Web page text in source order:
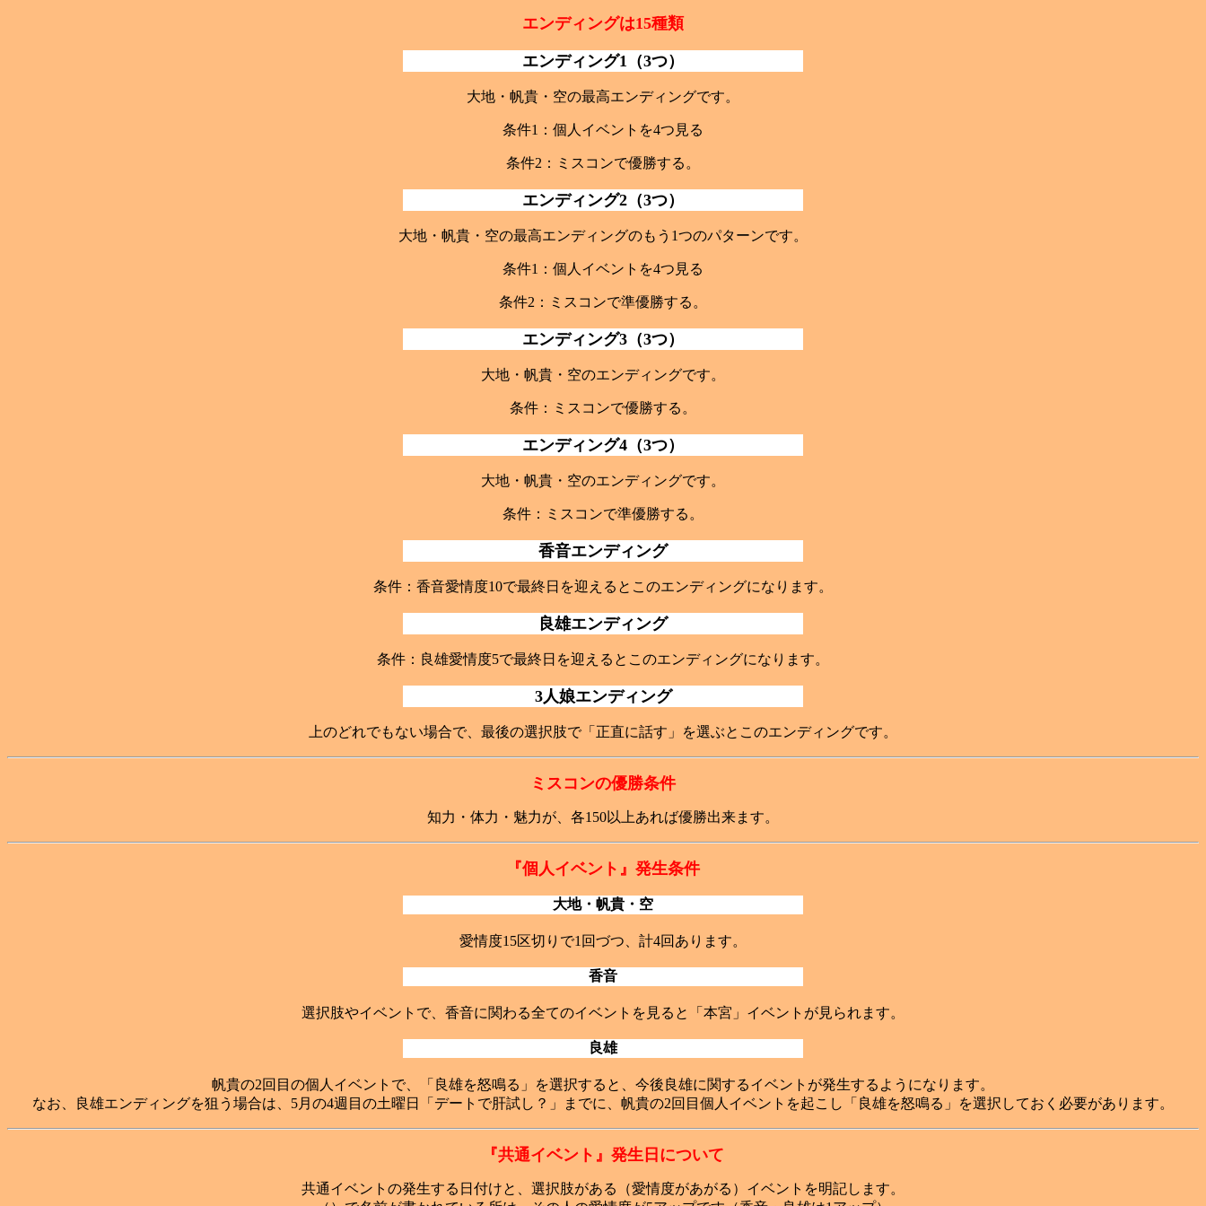
エンディングは15種類
エンディング1（3つ）
大地・帆貴・空の最高エンディングです。
条件1：個人イベントを4つ見る
条件2：ミスコンで優勝する。
エンディング2（3つ）
大地・帆貴・空の最高エンディングのもう1つのパターンです。
条件1：個人イベントを4つ見る
条件2：ミスコンで準優勝する。
エンディング3（3つ）
大地・帆貴・空のエンディングです。
条件：ミスコンで優勝する。
エンディング4（3つ）
大地・帆貴・空のエンディングです。
条件：ミスコンで準優勝する。
香音エンディング
条件：香音愛情度10で最終日を迎えるとこのエンディングになります。
良雄エンディング
条件：良雄愛情度5で最終日を迎えるとこのエンディングになります。
3人娘エンディング
上のどれでもない場合で、最後の選択肢で「正直に話す」を選ぶとこのエンディングです。
ミスコンの優勝条件
知力・体力・魅力が、各150以上あれば優勝出来ます。
『個人イベント』発生条件
大地・帆貴・空
愛情度15区切りで1回づつ、計4回あります。
香音
選択肢やイベントで、香音に関わる全てのイベントを見ると「本宮」イベントが見られます。
良雄
帆貴の2回目の個人イベントで、「良雄を怒鳴る」を選択すると、今後良雄に関するイベントが発生するようになります。
なお、良雄エンディングを狙う場合は、5月の4週目の土曜日「デートで肝試し？」までに、帆貴の2回目個人イベントを起こし「良雄を怒鳴る」を選択しておく必要があります。
『共通イベント』発生日について
共通イベントの発生する日付けと、選択肢がある（愛情度があがる）イベントを明記します。